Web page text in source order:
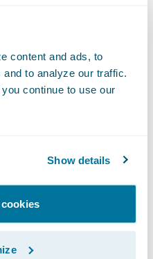
content and ads, to
to analyze our traffic.
continue to use our
Show details
Director, icare,
sulle
cliente e sul ruolo
del
Berkley One,
per creare i
abilitati dalla